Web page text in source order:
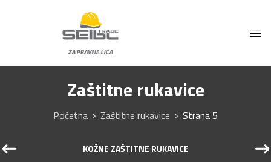
Zaštitne rukavice
Početna Zaštitne rukavice Strana 5
KOŽNE ZAŠTITNE RUKAVICE